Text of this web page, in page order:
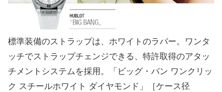
標準装備のストラップは、ホワイトのラバー。ワンタ
ッチでストラップチェンジできる、特許取得のアタッ
チメントシステムを採用。「ビッグ・バン ワンクリッ
ク スチールホワイト ダイヤモンド」［ケース径